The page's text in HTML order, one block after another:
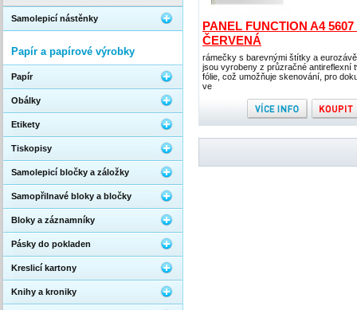
PANEL FUNCTION A4 5607
ČERVENÁ
rámečky s barevnými štítky a
jsou vyrobeny z průzračné antireflexní
fólie, což umožňuje skenování, pro
ve
Samolepicí nástěnky
Papír a papírové výrobky
Papír
Obálky
Etikety
Tiskopisy
Samolepicí bločky a záložky
Samopřilnavé bloky a bločky
Bloky a záznamníky
Pásky do pokladen
Kreslicí kartony
Knihy a kroniky